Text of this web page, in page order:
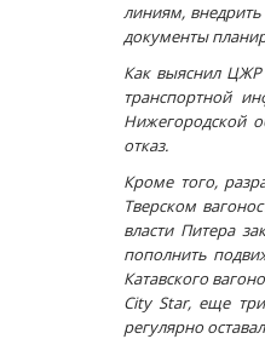
линиям,
документы
Как выяснил
транспортной
Нижегородской
отказ.
Кроме того,
Тверском
власти Питера
пополнить
Катавского
City Star, еще
регулярно